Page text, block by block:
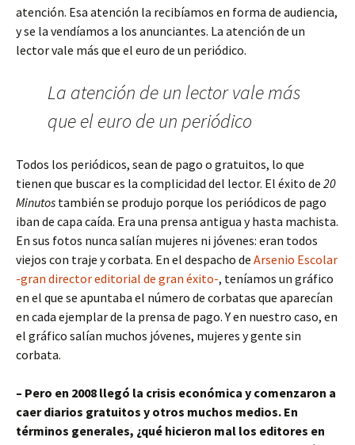
atención. Esa atención la recibíamos en forma de audiencia,
y se la vendíamos a los anunciantes. La atención de un
lector vale más que el euro de un periódico.
La atención de un lector vale más
que el euro de un periódico
Todos los periódicos, sean de pago o gratuitos, lo que
tienen que buscar es la complicidad del lector. El éxito de 20
Minutos también se produjo porque los periódicos de pago
iban de capa caída. Era una prensa antigua y hasta machista.
En sus fotos nunca salían mujeres ni jóvenes: eran todos
viejos con traje y corbata. En el despacho de Arsenio Escolar
-gran director editorial de gran éxito-, teníamos un gráfico
en el que se apuntaba el número de corbatas que aparecían
en cada ejemplar de la prensa de pago. Y en nuestro caso, en
el gráfico salían muchos jóvenes, mujeres y gente sin
corbata.
– Pero en 2008 llegó la crisis económica y comenzaron a
caer diarios gratuitos y otros muchos medios. En
términos generales, ¿qué hicieron mal los editores en